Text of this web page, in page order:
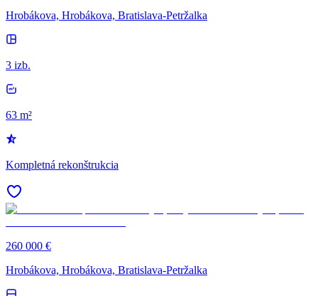
Hrobákova, Hrobákova, Bratislava-Petržalka
3 izb.
63 m²
Kompletná rekonštrukcia
260 000 €
Hrobákova, Hrobákova, Bratislava-Petržalka